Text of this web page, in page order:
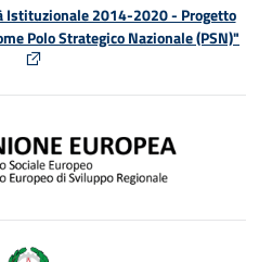
Istituzionale 2014-2020 - Progetto
Polo Strategico Nazionale (PSN)"